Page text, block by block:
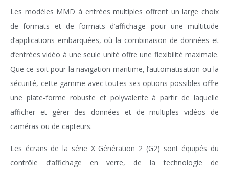
Les modèles MMD à entrées multiples offrent un large choix
de formats et de formats d’affichage pour une multitude
d’applications embarquées, où la combinaison de données et
d’entrées vidéo à une seule unité offre une flexibilité maximale.
Que ce soit pour la navigation maritime, l’automatisation ou la
sécurité, cette gamme avec toutes ses options possibles offre
une plate-forme robuste et polyvalente à partir de laquelle
afficher et gérer des données et de multiples vidéos de
caméras ou de capteurs.
Les écrans de la série X Génération 2 (G2) sont équipés du
contrôle d’affichage en verre, de la technologie de